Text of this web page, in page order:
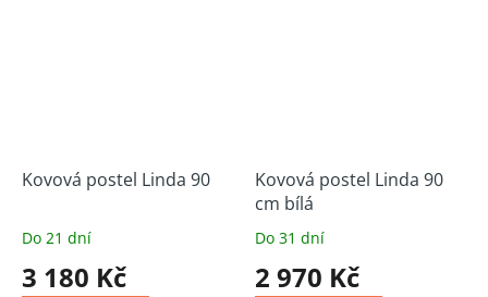
Kovová postel Linda 90
Do 21 dní
3 180 Kč
Kovová postel Linda 90
cm bílá
Do 31 dní
2 970 Kč